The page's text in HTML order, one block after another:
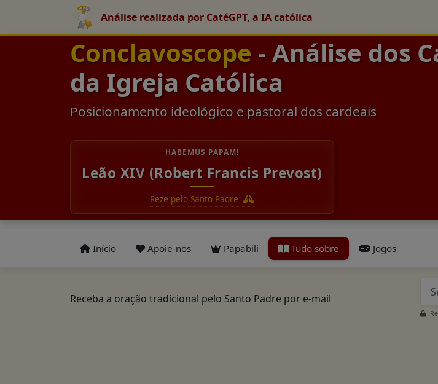
Análise realizada por CatéGPT, a IA católica
Conclavoscope - Análise dos
da Igreja Católica
Posicionamento ideológico e pastoral dos cardeais
HABEMUS PAPAM!
Leão XIV (Robert Francis Prevost)
Reze pelo Santo Padre
Início Apoie-nos Papabili Tudo sobre Jogos
Receba a oração tradicional pelo Santo Padre por e-mail